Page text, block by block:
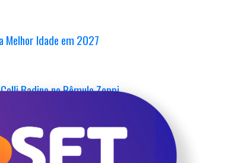
Melhor Idade em 2027
Badino no Rêmulo Zoppi
Itatiba